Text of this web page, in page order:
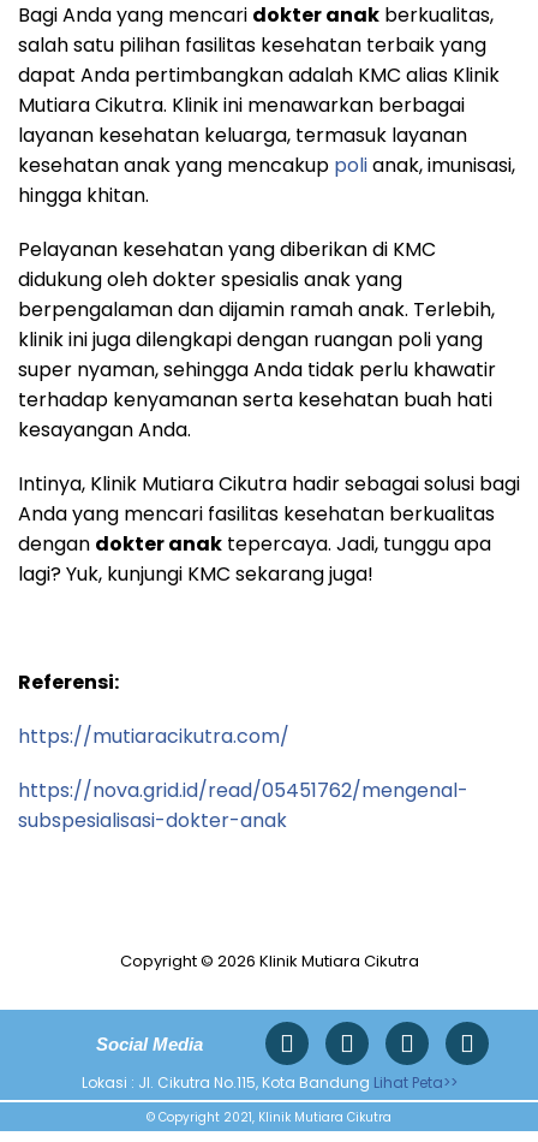
Bagi Anda yang mencari dokter anak berkualitas,
salah satu pilihan fasilitas kesehatan terbaik yang
dapat Anda pertimbangkan adalah KMC alias Klinik
Mutiara Cikutra. Klinik ini menawarkan berbagai
layanan kesehatan keluarga, termasuk layanan
kesehatan anak yang mencakup polianak, imunisasi,
hingga khitan.
Pelayanan kesehatan yang diberikan di KMC
didukung oleh dokter spesialis anak yang
berpengalaman dan dijamin ramah anak. Terlebih,
klinik ini juga dilengkapi dengan ruangan poli yang
super nyaman, sehingga Anda tidak perlu khawatir
terhadap kenyamanan serta kesehatan buah hati
kesayangan Anda.
Intinya, Klinik Mutiara Cikutra hadir sebagai solusi bagi
Anda yang mencari fasilitas kesehatan berkualitas
dengan dokter anak tepercaya. Jadi, tunggu apa
lagi? Yuk, kunjungi KMC sekarang juga!
Referensi:
https://mutiaracikutra.com/
https://nova.grid.id/read/05451762/mengenal-
subspesialisasi-dokter-anak
Copyright © 2026 Klinik Mutiara Cikutra
Social Media
Lokasi : Jl. Cikutra No.115, Kota Bandung Lihat Peta>>
© Copyright 2021, Klinik Mutiara Cikutra